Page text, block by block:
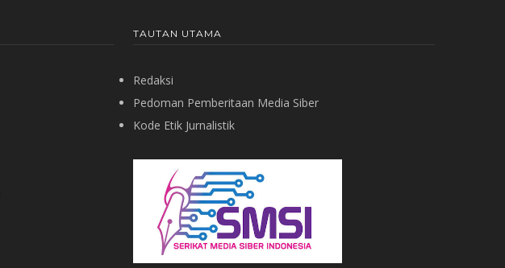
TAUTAN UTAMA
Redaksi
Pedoman Pemberitaan Media Siber
Kode Etik Jurnalistik